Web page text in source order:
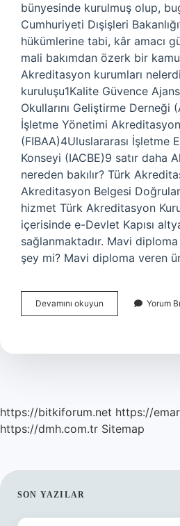
bünyesinde kurulmuş olup,
Cumhuriyeti Dışişleri
hükümlerine tabi, kâr amacı
mali bakımdan özerk bir
Akreditasyon kurumları
kuruluşu1Kalite Güvence
Okullarını Geliştirme Derneği
İşletme Yönetimi Akreditasyon
(FIBAA)4Uluslararası İşletme
Konseyi (IACBE)9 satır daha
nereden bakılır? Türk
Akreditasyon Belgesi
hizmet Türk Akreditasyon
içerisinde e-Devlet Kapısı
sağlanmaktadır. Mavi
şey mi? Mavi diploma veren
Devamını okuyun Akreditasyon
Hangi
Yorum
https://bitkiforum.net https://
https://dmh.com.tr Sitemap
SIDEBAR
SON YAZILAR